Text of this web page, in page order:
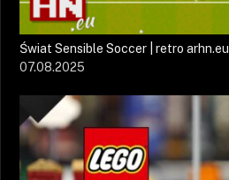
Świat Sensible Soccer | retro arhn.eu
07.08.2025